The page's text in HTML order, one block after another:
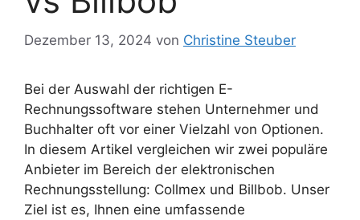
Dezember 13, 2024 von Christine Steuber
Bei der Auswahl der richtigen E-
Rechnungssoftware stehen Unternehmer und
Buchhalter oft vor einer Vielzahl von Optionen.
In diesem Artikel vergleichen wir zwei populäre
Anbieter im Bereich der elektronischen
Rechnungsstellung: Collmex und Billbob. Unser
Ziel ist es, Ihnen eine umfassende